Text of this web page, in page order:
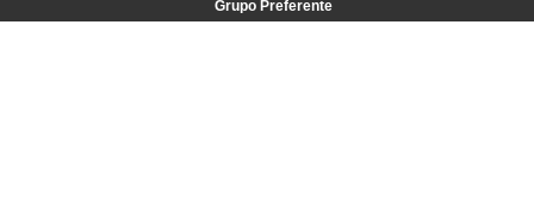
Grupo Preferente